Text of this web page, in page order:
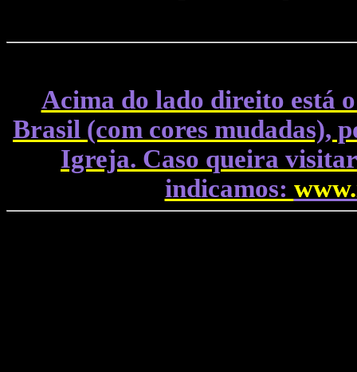
Acima do lado direito está
Brasil (com cores mudadas),
Igreja. Caso queira
indicamos: